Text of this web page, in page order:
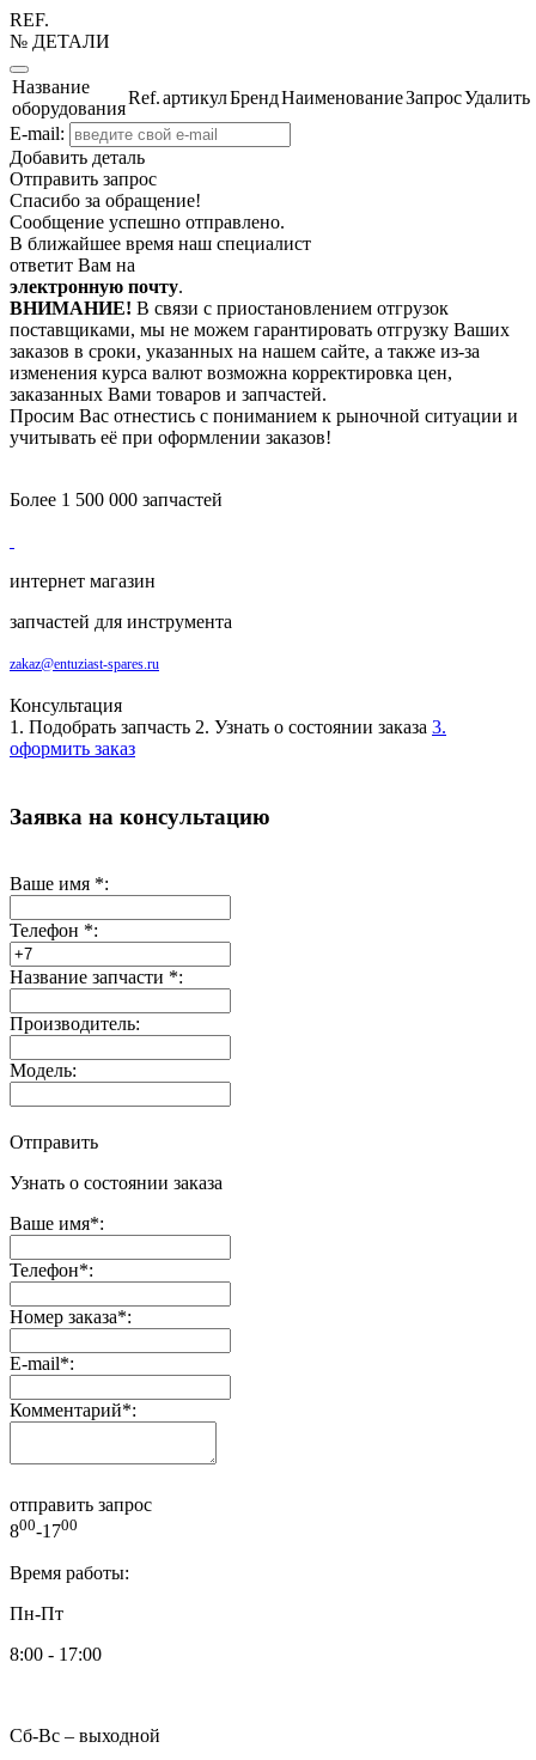
REF.
№ ДЕТАЛИ
Название
оборудования
Ref.артикулБрендНаименованиеЗапросУдалить
E-mail:
Добавить деталь
Отправить запрос
Спасибо за обращение!
Сообщение успешно отправлено.
В ближайшее время наш специалист
ответит Вам на
электронную почту.
ВНИМАНИЕ! В связи с приостановлением отгрузок
поставщиками, мы не можем гарантировать отгрузку Ваших
заказов в сроки, указанных на нашем сайте, а также из-за
изменения курса валют возможна корректировка цен,
заказанных Вами товаров и запчастей.
Просим Вас отнестись с пониманием к рыночной ситуации и
учитывать её при оформлении заказов!
Более 1 500 000 запчастей
интернет магазин
запчастей для инструмента
zakaz@entuziast-spares.ru
Консультация
1. Подобрать запчасть 2. Узнать о состоянии заказа 3.
оформить заказ
Заявка на консультацию
Ваше имя *:
Телефон *:
Название запчасти *:
Производитель:
Модель:
Отправить
Узнать о состоянии заказа
Ваше имя*:
Телефон*:
Номер заказа*:
E-mail*:
Комментарий*:
отправить запрос
800-1700
Время работы:
Пн-Пт
8:00 - 17:00
Сб-Вс – выходной